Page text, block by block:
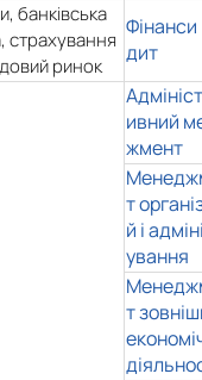
банківська
страхування
ринок
Фінанси
дит
ивний
жмент
т
й і
ування
т